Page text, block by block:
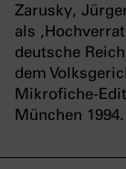
Zarusky,
als
deutsche
dem
Mikrofiche-
München 1994.